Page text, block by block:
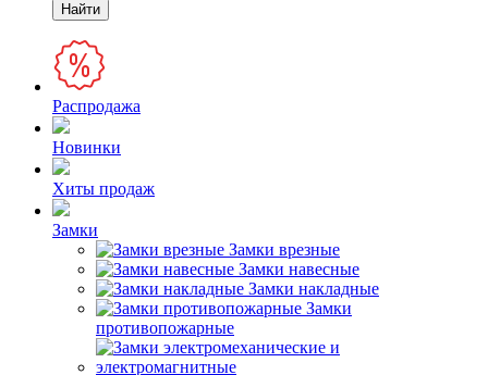
Найти
Распродажа
Новинки
Хиты продаж
Замки
Замки врезные
Замки навесные
Замки накладные
Замки
противопожарные